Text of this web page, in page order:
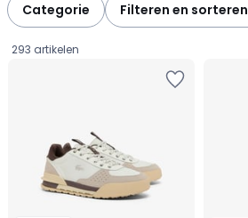
Categorie Filteren en sorteren
293 artikelen